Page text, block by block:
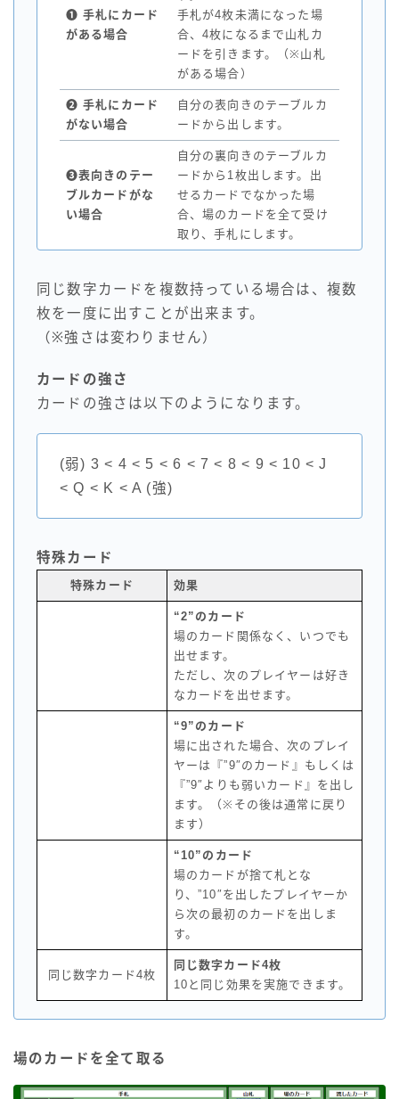
❶ 手札にカード
がある場合
手札が4枚未満になった場
合、4枚になるまで山札カ
ードを引きます。（※山札
がある場合）
❷ 手札にカード
がない場合
自分の表向きのテーブルカ
ードから出します。
❸表向きのテー
ブルカードがな
い場合
自分の裏向きのテーブルカ
ードから1枚出します。出
せるカードでなかった場
合、場のカードを全て受け
取り、手札にします。
同じ数字カードを複数持っている場合は、複数
枚を一度に出すことが出来ます。
（※強さは変わりません）
カードの強さ
カードの強さは以下のようになります。
(弱) 3 < 4 < 5 < 6 < 7 < 8 < 9 < 10 < J
< Q < K < A (強)
特殊カード
特殊カード 効果
“2”のカード
場のカード関係なく、いつでも
出せます。
ただし、次のプレイヤーは好き
なカードを出せます。
“9”のカード
場に出された場合、次のプレイ
ヤーは『”9″のカード』もしくは
『”9″よりも弱いカード』を出し
ます。（※その後は通常に戻り
ます）
“10”のカード
場のカードが捨て札とな
り、”10″を出したプレイヤーか
ら次の最初のカードを出しま
す。
同じ数字カード4枚
同じ数字カード4枚
10と同じ効果を実施できます。
場のカードを全て取る